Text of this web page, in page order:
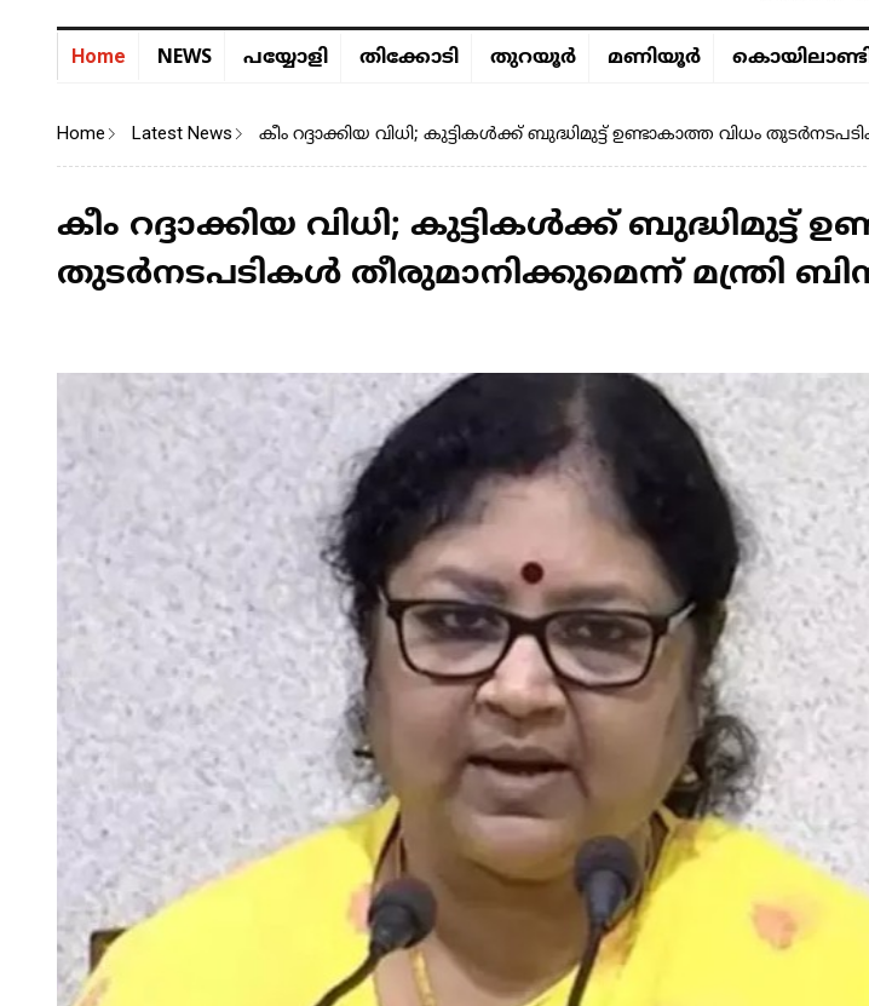
Home NEWS പയ്യോളി തിക്കോടി തുറയൂര്‍ മണിയൂര്‍
Home Latest News കീം റദ്ദാക്കിയ വിധി; കുട്ടികൾക്ക് ബുദ്ധിമുട്ട് ഉണ്ടാകാത്ത വിധം
കീം റദ്ദാക്കിയ വിധി; കുട്ടികൾക്ക് ബുദ്ധിമുട്ട്
തുടർനടപടികൾ തീരുമാനിക്കുമെന്ന് മന്ത്രി